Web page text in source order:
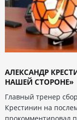
АЛЕКСАНДР
НАШЕЙ СТОРОНЕ»
Главный тренер
Крестинин на